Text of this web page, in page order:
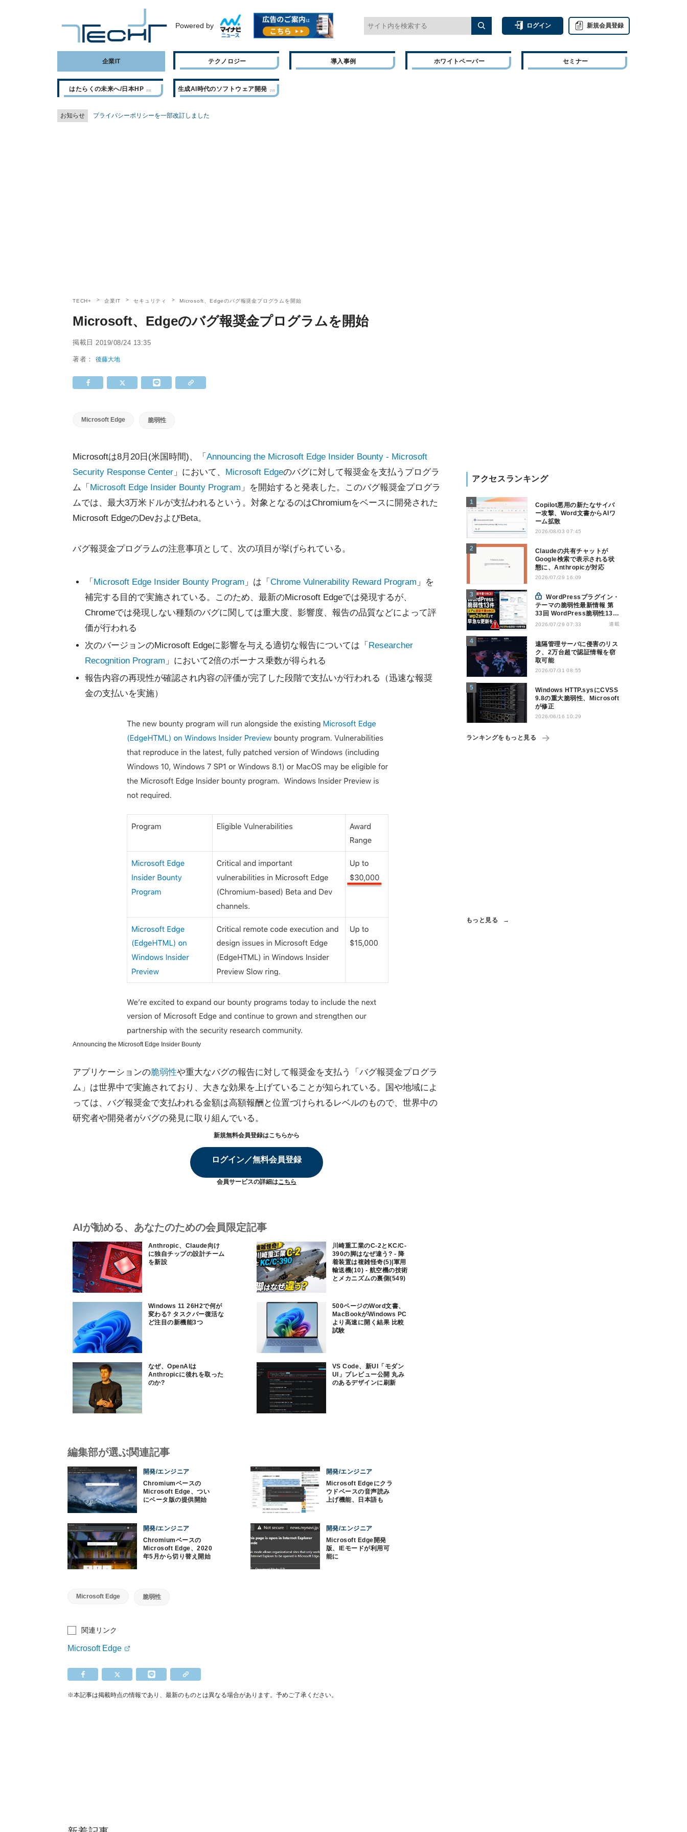
Powered by ログイン 新規会員登録
企業IT テクノロジー 導入事例 ホワイトペーパー セミナー
はたらくの未来へ/日本HP 生成AI時代のソフトウェア開発
お知らせ プライバシーポリシーを一部改訂しました
TECH+ 企業IT セキュリティ Microsoft、Edgeのバグ報奨金プログラムを開始
Microsoft、Edgeのバグ報奨金プログラムを開始
掲載日 2019/08/24 13:35
著者：後藤大地
Microsoft Edge 脆弱性
Microsoftは8月20日(米国時間)、「 Announcing the Microsoft Edge Insider Bounty - Microsoft
Security Response Center 」において、 Microsoft Edgeのバグに対して報奨金を支払うプログラ
ム「 Microsoft Edge Insider Bounty Program 」を開始すると発表した。このバグ報奨金プログラ
ムでは、最大3万米ドルが支払われるという。対象となるのはChromiumをベースに開発された
Microsoft EdgeのDevおよびBeta。
バグ報奨金プログラムの注意事項として、次の項目が挙げられている。
「 Microsoft Edge Insider Bounty Program 」は「 Chrome Vulnerability Reward Program 」を
補完する目的で実施されている。このため、最新のMicrosoft Edgeでは発現するが、
Chromeでは発現しない種類のバグに関しては重大度、影響度、報告の品質などによって評
価が行われる
次のバージョンのMicrosoft Edgeに影響を与える適切な報告については「 Researcher
Recognition Program 」において2倍のボーナス乗数が得られる
報告内容の再現性が確認され内容の評価が完了した段階で支払いが行われる（迅速な報奨
金の支払いを実施）
Announcing the Microsoft Edge Insider Bounty
アプリケーションの脆弱性や重大なバグの報告に対して報奨金を支払う「バグ報奨金プログラ
ム」は世界中で実施されており、大きな効果を上げていることが知られている。国や地域によ
っては、バグ報奨金で支払われる金額は高額報酬と位置づけられるレベルのもので、世界中の
研究者や開発者がバグの発見に取り組んでいる。
新規無料会員登録はこちらから
ログイン／無料会員登録
会員サービスの詳細はこちら
AIが勧める、あなたのための会員限定記事
Anthropic、Claude向け
に独自チップの設計チーム
を新設
川崎重工業のC-2とKC/C-
390の脚はなぜ違う? - 降
着装置は複雑怪奇(5)|軍用
輸送機(10) - 航空機の技術
とメカニズムの裏側(549)
Windows 11 26H2で何が
変わる? タスクバー復活な
ど注目の新機能3つ
500ページのWord文書、
MacBookがWindows PC
より高速に開く結果 比較
試験
なぜ、OpenAIは
Anthropicに後れを取った
のか?
VS Code、新UI「モダン
UI」プレビュー公開 丸み
のあるデザインに刷新
アクセスランキング
Copilot悪用の新たなサイバ
ー攻撃、Word文書からAIワ
ーム拡散
2026/08/03 07:45
Claudeの共有チャットが
Google検索で表示される状
態に、Anthropicが対応
2026/07/29 16:09
WordPressプラグイン・
テーマの脆弱性最新情報 第
33回 WordPress脆弱性13
件、コアに認証不要RCE
2026/07/29 07:33 連載
遠隔管理サーバに侵害のリス
ク、2万台超で認証情報を窃
取可能
2026/07/31 08:55
Windows HTTP.sysにCVSS
9.8の重大脆弱性、Microsoft
が修正
2026/06/16 10:29
ランキングをもっと見る
もっと見る
編集部が選ぶ関連記事
開発/エンジニア
Chromiumベースの
Microsoft Edge、つい
にベータ版の提供開始
開発/エンジニア
Microsoft Edgeにクラ
ウドベースの音声読み
上げ機能、日本語も
開発/エンジニア
Chromiumベースの
Microsoft Edge、2020
年5月から切り替え開始
開発/エンジニア
Microsoft Edge開発
版、IEモードが利用可
能に
Microsoft Edge 脆弱性
関連リンク
Microsoft Edge
※本記事は掲載時点の情報であり、最新のものとは異なる場合があります。予めご了承ください。